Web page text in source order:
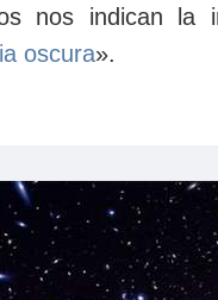
nos indican la
oscura».